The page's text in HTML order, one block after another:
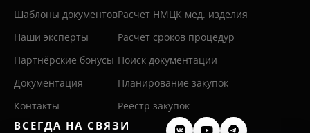
Шаблоны документов
Наши эксперты
Партнёрские бонусы
Документация
Контакты
Расчет НМЦК мед. изделия
Расчет сроков процедур
Поиск документации
Планирование закупок
Реестр закупок
ВСЕГДА НА СВЯЗИ